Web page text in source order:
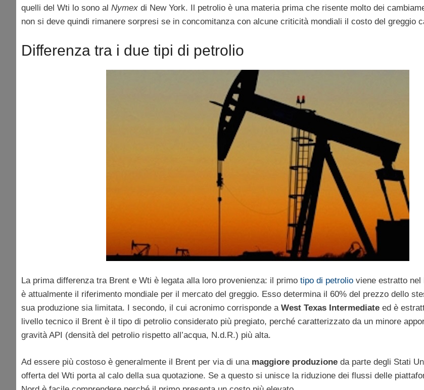
quelli del Wti lo sono al Nymex di New York. Il petrolio è una materia prima che risente molto dei
non si deve quindi rimanere sorpresi se in concomitanza con alcune criticità mondiali il costo del greggio
Differenza tra i due tipi di petrolio
La prima differenza tra Brent e Wti è legata alla loro provenienza: il primo tipo di petrolio viene estratto nel
è attualmente il riferimento mondiale per il mercato del greggio. Esso determina il 60% del prezzo dello
sua produzione sia limitata. I secondo, il cui acronimo corrisponde a West Texas Intermediate ed è
livello tecnico il Brent è il tipo di petrolio considerato più pregiato, perché caratterizzato da un minore
gravità API (densità del petrolio rispetto all’acqua, N.d.R.) più alta.
Ad essere più costoso è generalmente il Brent per via di una maggiore produzione da parte degli Stati
offerta del Wti porta al calo della sua quotazione. Se a questo si unisce la riduzione dei flussi delle